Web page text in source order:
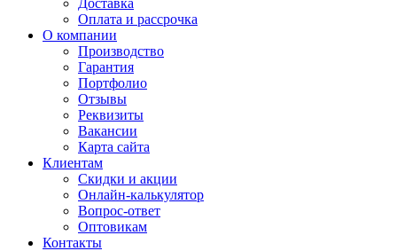
Доставка
Оплата и рассрочка
О компании
Производство
Гарантия
Портфолио
Отзывы
Реквизиты
Вакансии
Карта сайта
Клиентам
Скидки и акции
Онлайн-калькулятор
Вопрос-ответ
Оптовикам
Контакты